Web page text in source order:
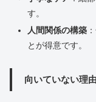
す。
人間関係の構築
とが得意です。
向いていない理由